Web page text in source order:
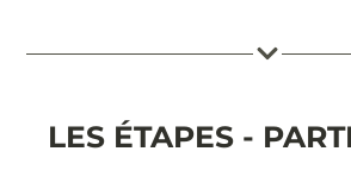
LES ÉTAPES -